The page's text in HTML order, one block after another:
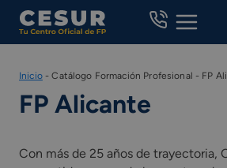
Skip
content
Inicio-Catálogo Formación Profesional - FP
FP Alicante
Con más de 25 años de trayectoria,